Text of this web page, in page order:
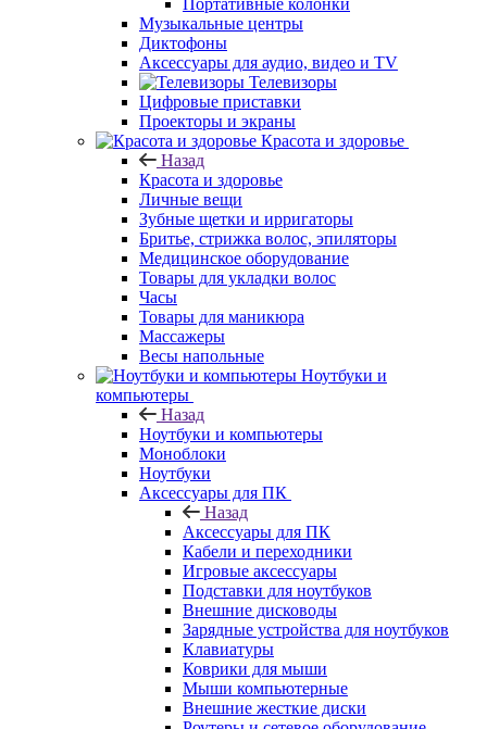
Портативные колонки
Музыкальные центры
Диктофоны
Аксессуары для аудио, видео и TV
Телевизоры
Цифровые приставки
Проекторы и экраны
Красота и здоровье
Назад
Красота и здоровье
Личные вещи
Зубные щетки и ирригаторы
Бритье, стрижка волос, эпиляторы
Медицинское оборудование
Товары для укладки волос
Часы
Товары для маникюра
Массажеры
Весы напольные
Ноутбуки и
компьютеры
Назад
Ноутбуки и компьютеры
Моноблоки
Ноутбуки
Аксессуары для ПК
Назад
Аксессуары для ПК
Кабели и переходники
Игровые аксессуары
Подставки для ноутбуков
Внешние дисководы
Зарядные устройства для ноутбуков
Клавиатуры
Коврики для мыши
Мыши компьютерные
Внешние жесткие диски